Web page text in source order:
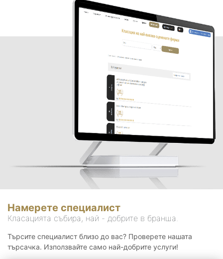
Намерете специалист
Класацията събира, най - добрите в бранша.
Търсите специалист близо до вас? Проверете нашата
търсачка. Използвайте само най-добрите услуги!